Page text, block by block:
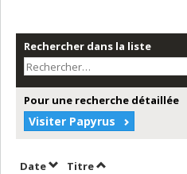
Rechercher dans la liste
Pour une recherche détaillée
Visiter Papyrus
DateTrier par date en ordre
TitreTrier par titre en